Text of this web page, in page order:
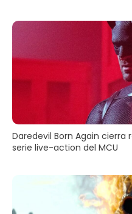
Daredevil Born Again
serie live-action del MCU